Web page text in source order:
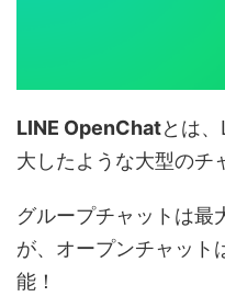
LINE OpenChatとは
大したような大型のチ
グループチャットは最
が、オープンチャット
能！